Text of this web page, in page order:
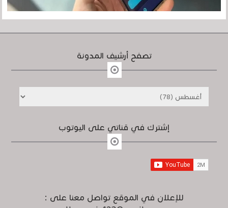
تصفح أرشيف المدونة
إشترك في قناتي على اليوتوب
للإعلان في الموقع تواصل معنا على :